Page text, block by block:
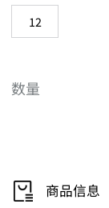
12
数量
商品信息